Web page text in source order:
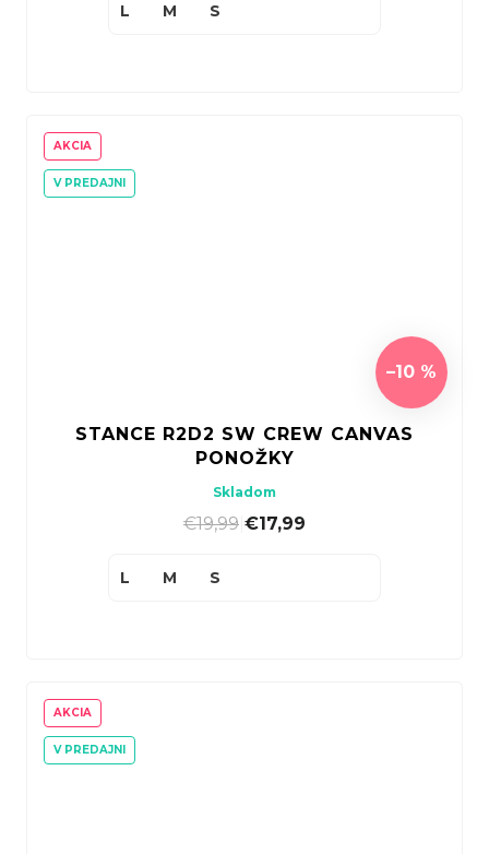
L M S
AKCIA
V PREDAJNI
–10 %
STANCE R2D2 SW CREW CANVAS
PONOŽKY
Skladom
€19,99 €17,99
L M S
AKCIA
V PREDAJNI